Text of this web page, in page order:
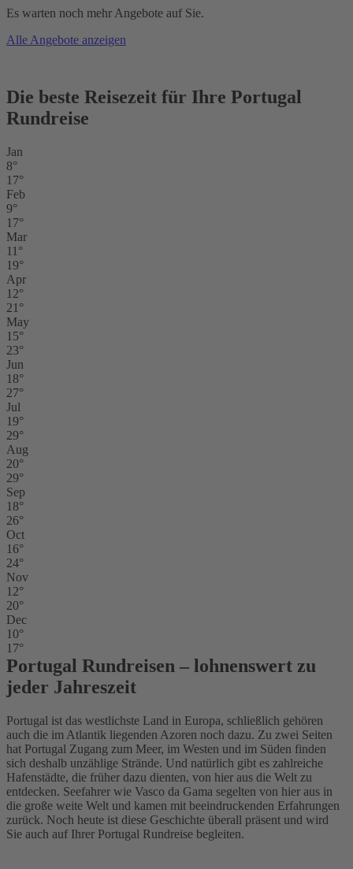
Es warten noch mehr Angebote auf Sie.
Alle Angebote anzeigen
Die beste Reisezeit für Ihre Portugal
Rundreise
Jan
8°
17°
Feb
9°
17°
Mar
11°
19°
Apr
12°
21°
May
15°
23°
Jun
18°
27°
Jul
19°
29°
Aug
20°
29°
Sep
18°
26°
Oct
16°
24°
Nov
12°
20°
Dec
10°
17°
Portugal Rundreisen – lohnenswert zu
jeder Jahreszeit
Portugal ist das westlichste Land in Europa, schließlich gehören
auch die im Atlantik liegenden Azoren noch dazu. Zu zwei Seiten
hat Portugal Zugang zum Meer, im Westen und im Süden finden
sich deshalb unzählige Strände. Und natürlich gibt es zahlreiche
Hafenstädte, die früher dazu dienten, von hier aus die Welt zu
entdecken. Seefahrer wie Vasco da Gama segelten von hier aus in
die große weite Welt und kamen mit beeindruckenden Erfahrungen
zurück. Noch heute ist diese Geschichte überall präsent und wird
Sie auch auf Ihrer Portugal Rundreise begleiten.